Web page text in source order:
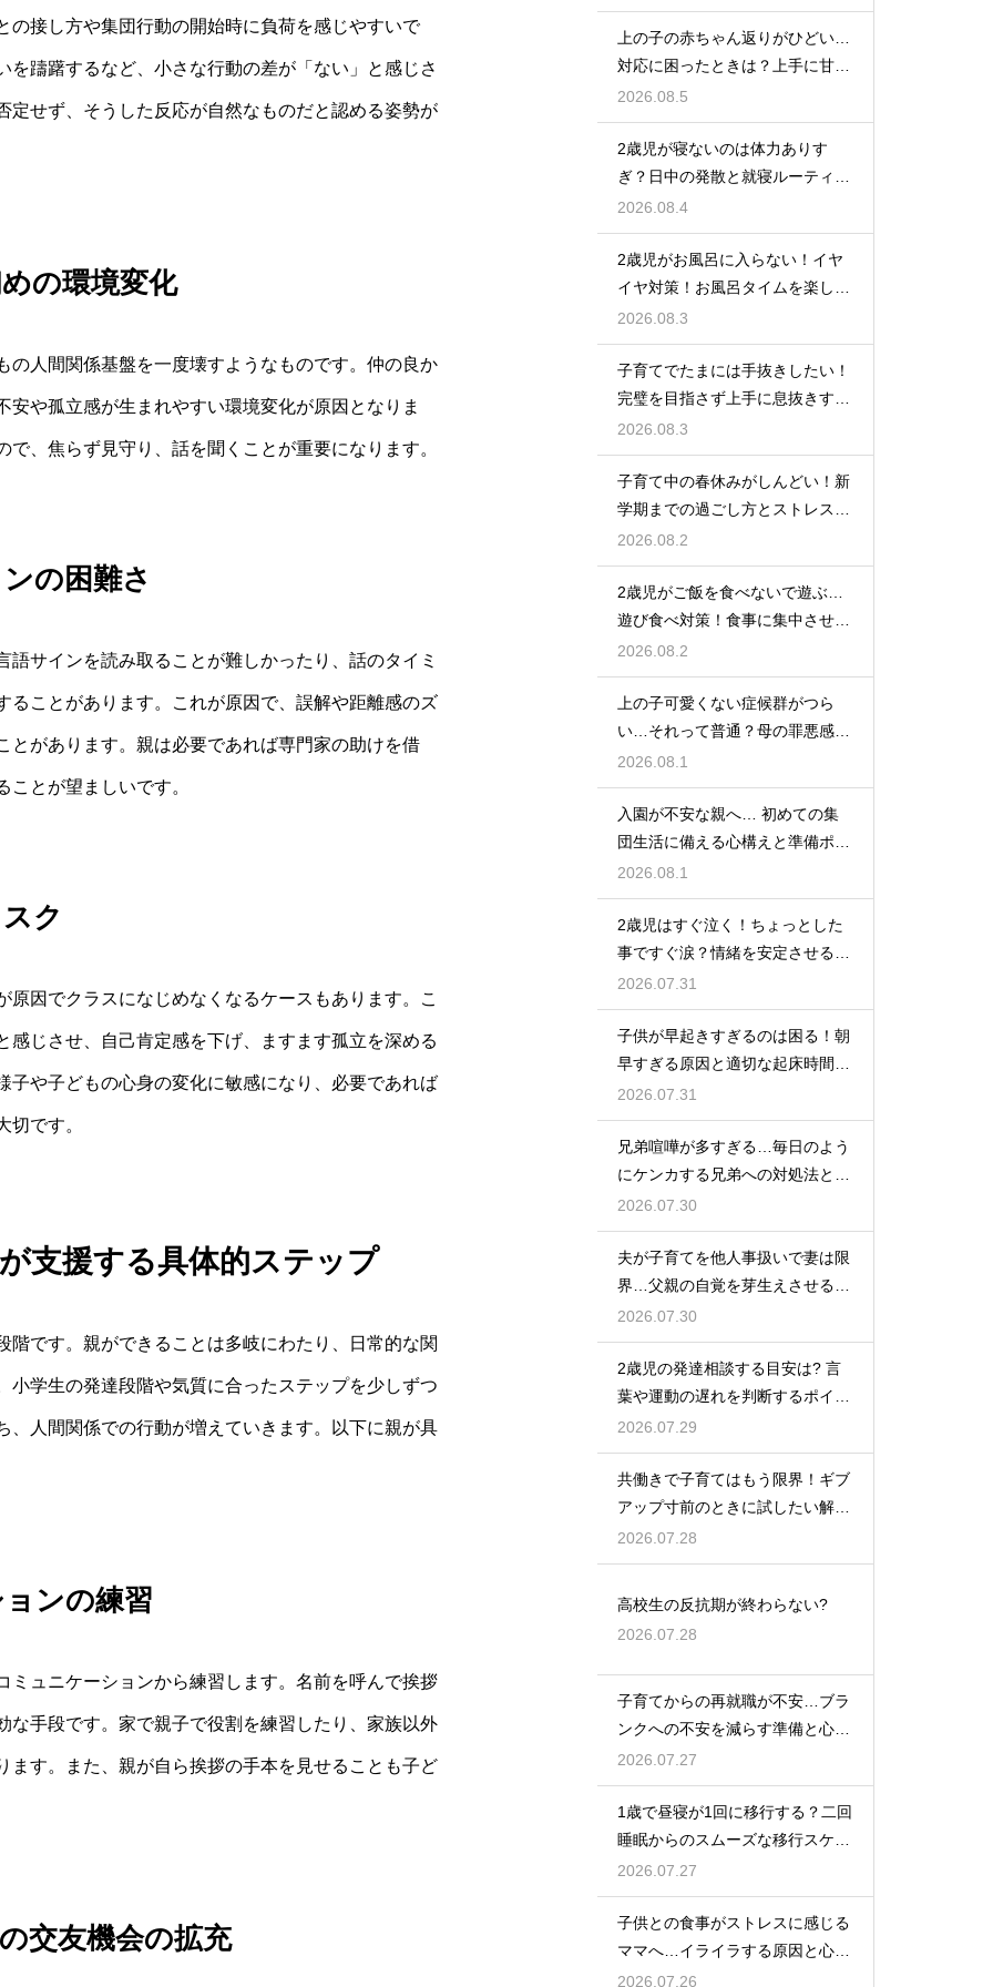
接し方や集団行動の開始時に負荷を感じやすいで
躊躇するなど、小さな行動の差が「ない」と感じさ
せず、そうした反応が自然なものだと認める姿勢が
の環境変化
人間関係基盤を一度壊すようなものです。仲の良か
や孤立感が生まれやすい環境変化が原因となりま
、焦らず見守り、話を聞くことが重要になります。
の困難さ
サインを読み取ることが難しかったり、話のタイミ
ことがあります。これが原因で、誤解や距離感のズ
があります。親は必要であれば専門家の助けを借
とが望ましいです。
ク
因でクラスになじめなくなるケースもあります。こ
じさせ、自己肯定感を下げ、ますます孤立を深める
や子どもの心身の変化に敏感になり、必要であれば
です。
支援する具体的ステップ
です。親ができることは多岐にわたり、日常的な関
学生の発達段階や気質に合ったステップを少しずつ
人間関係での行動が増えていきます。以下に親が具
ンの練習
ュニケーションから練習します。名前を呼んで挨拶
手段です。家で親子で役割を練習したり、家族以外
す。また、親が自ら挨拶の手本を見せることも子ど
交友機会の拡充
上の子の赤ちゃん返りがひどい…
対応に困ったときは？上手に甘え
させつつ成長を促す接し方
2026.08.5
2歳児が寝ないのは体力ありす
ぎ？日中の発散と就寝ルーティン
でぐっすり作戦
2026.08.4
2歳児がお風呂に入らない！イヤ
イヤ対策！お風呂タイムを楽しく
するアイデア
2026.08.3
子育てでたまには手抜きしたい！
完璧を目指さず上手に息抜きする
ライフハック集
2026.08.3
子育て中の春休みがしんどい！新
学期までの過ごし方とストレス軽
減アイデア
2026.08.2
2歳児がご飯を食べないで遊ぶ…
遊び食べ対策！食事に集中させる
環境づくり
2026.08.2
上の子可愛くない症候群がつら
い…それって普通？母の罪悪感を
和らげる対処法
2026.08.1
入園が不安な親へ… 初めての集
団生活に備える心構えと準備ポイ
ントを紹介
2026.08.1
2歳児はすぐ泣く！ちょっとした
事ですぐ涙？情緒を安定させる関
わり方
2026.07.31
子供が早起きすぎるのは困る！朝
早すぎる原因と適切な起床時間へ
の調整法
2026.07.31
兄弟喧嘩が多すぎる…毎日のよう
にケンカする兄弟への対処法と仲
直りさせるコツ
2026.07.30
夫が子育てを他人事扱いで妻は限
界…父親の自覚を芽生えさせるカ
ギは夫婦の会話にあり
2026.07.30
2歳児の発達相談する目安は? 言
葉や運動の遅れを判断するポイン
トを紹介
2026.07.29
共働きで子育てはもう限界！ギブ
アップ寸前のときに試したい解決
策
2026.07.28
高校生の反抗期が終わらない?
2026.07.28
子育てからの再就職が不安…ブラ
ンクへの不安を減らす準備と心構
えを解説
2026.07.27
1歳で昼寝が1回に移行する？二回
睡眠からのスムーズな移行スケジ
ュール
2026.07.27
子供との食事がストレスに感じる
ママへ…イライラする原因と心を
楽にする考え方
2026.07.26